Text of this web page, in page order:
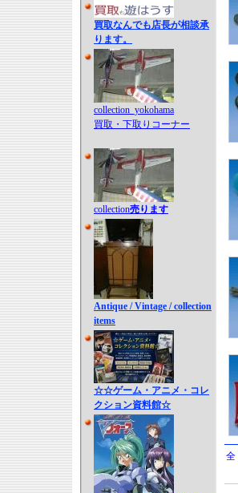
買取なんでも店長が相談承
ります。
collection_yokohama
買取・下取りコーナー
collection売ります
Antique / Vintage / collection
items
☆☆ゲーム・アニメ・コレ
クション資料館☆
全